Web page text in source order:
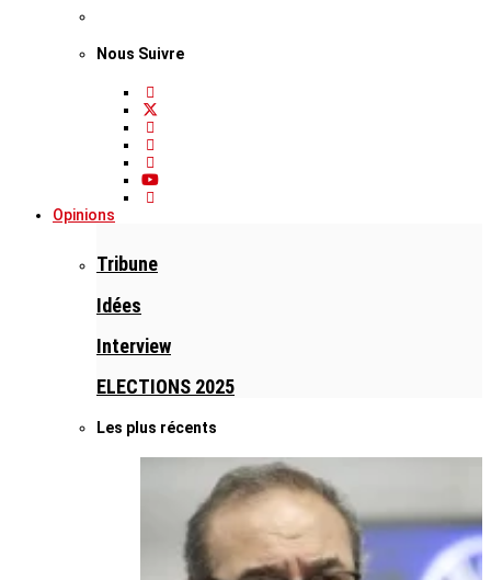
Nous Suivre
Opinions
Tribune
Idées
Interview
ELECTIONS 2025
Les plus récents